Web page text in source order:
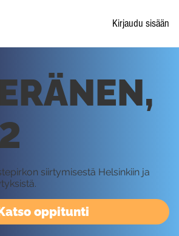
Kirjaudu sisään
oppitunti
siirtymisestä Helsinkiin ja